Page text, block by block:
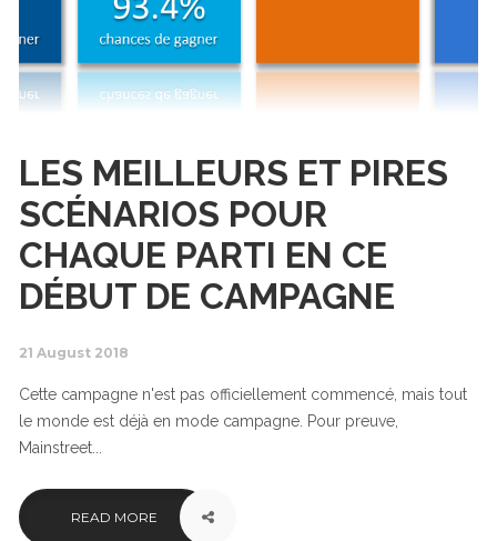
LES MEILLEURS ET PIRES
SCÉNARIOS POUR
CHAQUE PARTI EN CE
DÉBUT DE CAMPAGNE
21 August 2018
Cette campagne n'est pas officiellement commencé, mais tout
le monde est déjà en mode campagne. Pour preuve,
Mainstreet...
READ MORE